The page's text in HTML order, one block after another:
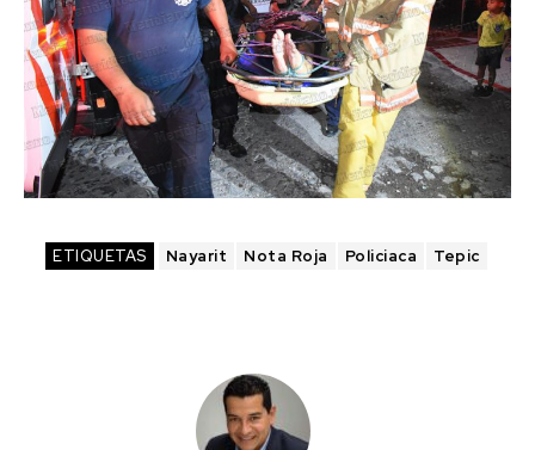
ETIQUETAS Nayarit Nota Roja Policiaca Tepic